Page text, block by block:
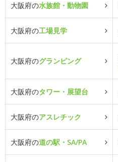
大阪府の水族館・動物園
大阪府の工場見学
大阪府のグランピング
大阪府のタワー・展望台
大阪府のアスレチック
大阪府の道の駅・SA/PA